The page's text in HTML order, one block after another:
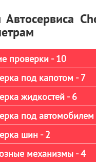
Автосервиса
проверки - 10
под капотом - 7
жидкостей - 6
под автомобилем
шин - 2
механизмы - 4